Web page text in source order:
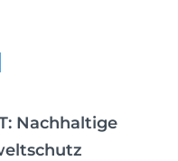
Nachhaltige